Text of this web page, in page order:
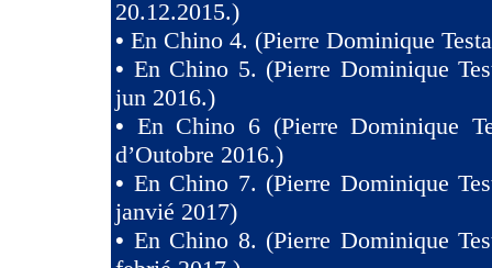
20.12.2015.)
• En Chino 4. (Pierre Dominique
• En Chino 5. (Pierre Dominique
jun 2016.)
• En Chino 6 (Pierre Dominique
d’Outobre 2016.)
• En Chino 7. (Pierre Dominique
janvié 2017)
• En Chino 8. (Pierre Dominique